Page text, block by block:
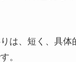
は、短く、具体
。